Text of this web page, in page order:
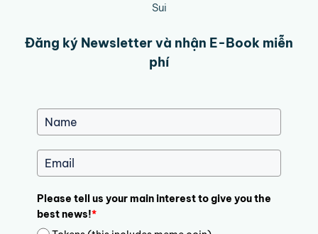
Sui
Đăng ký Newsletter và nhận E-Book miễn
phí
Please tell us your main interest to give you the
best news!*